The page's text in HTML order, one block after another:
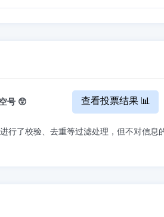
号 😲 查看投票结果 📊
行了校验、去重等过滤处理，但不对信息